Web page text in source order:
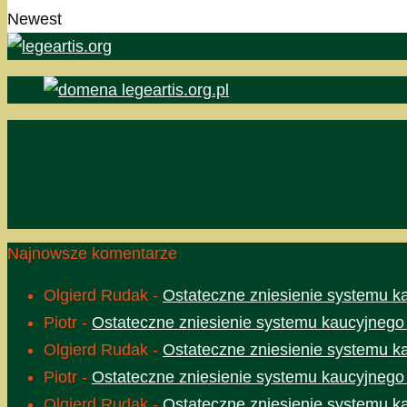
Newest
Najnowsze komentarze
Olgierd Rudak - Ostateczne zniesienie systemu
Piotr - Ostateczne zniesienie systemu kaucyjnego
Olgierd Rudak - Ostateczne zniesienie systemu
Piotr - Ostateczne zniesienie systemu kaucyjnego